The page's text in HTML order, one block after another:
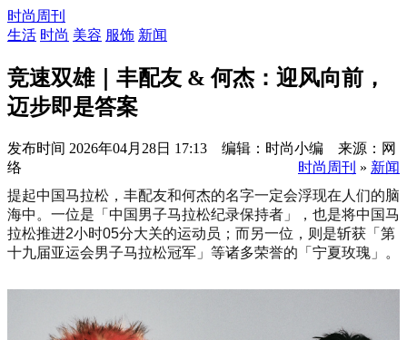
时尚周刊
生活 时尚 美容 服饰 新闻
竞速双雄｜丰配友 & 何杰：迎风向前，
迈步即是答案
发布时间 2026年04月28日 17:13 编辑：时尚小编 来源：网
络
时尚周刊 » 新闻
提起中国马拉松，丰配友和何杰的名字一定会浮现在人们的脑
海中。一位是「中国男子马拉松纪录保持者」，也是将中国马
拉松推进2小时05分大关的运动员；而另一位，则是斩获「第
十九届亚运会男子马拉松冠军」等诸多荣誉的「宁夏玫瑰」。